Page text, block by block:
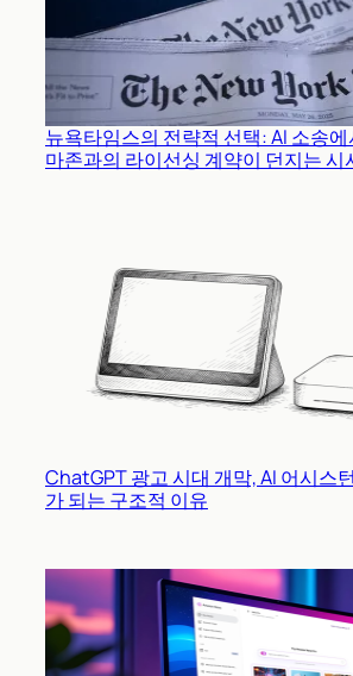
뉴욕타임스의 전략적 선택: AI 소송
마존과의 라이선싱 계약이 던지는 시
ChatGPT 광고 시대 개막, AI 어시스
가 되는 구조적 이유